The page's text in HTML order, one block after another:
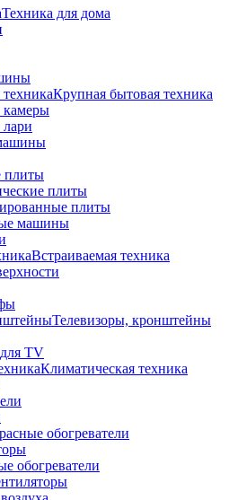
Техника для дома
Крупная бытовая техника
плиты
плиты
плиты
машины
Встраиваемая техника
Телевизоры, кронштейны
TV
Климатическая техника
обогреватели
обогреватели